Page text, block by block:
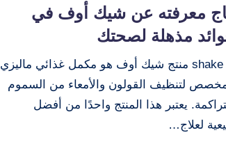
معرفته عن شيك أوف في
مذهلة لصحتك
شيك أوف shake off منتج شيك أوف هو مكمل غذائي ماليزي
لتنظيف القولون والأمعاء من السموم
يعتبر هذا المنتج واحدًا من أفضل
لعلاج…